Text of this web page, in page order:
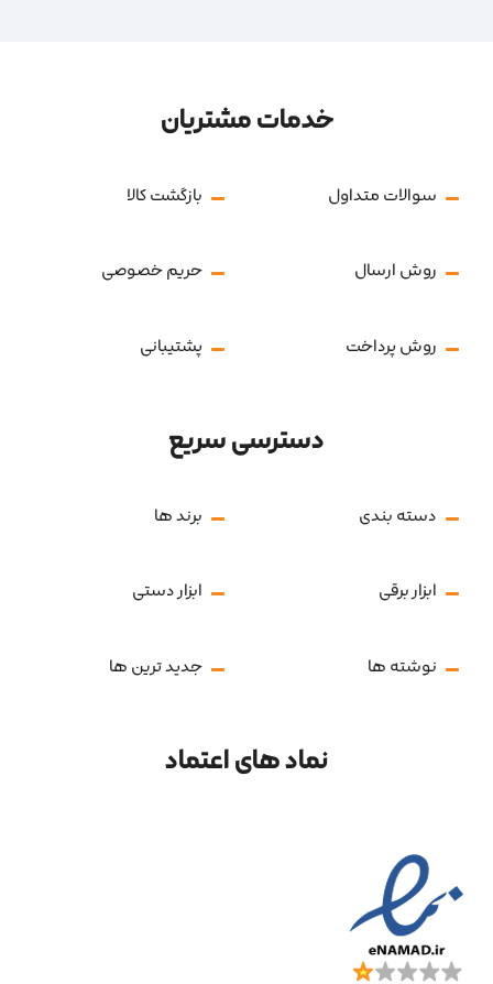
خدمات مشتریان
سوالات متداول بازگشت کالا
روش ارسال حریم خصوصی
روش پرداخت پشتیبانی
دسترسی سریع
دسته بندی برند ها
ابزار برقی ابزار دستی
نوشته ها جدید ترین ها
نماد های اعتماد